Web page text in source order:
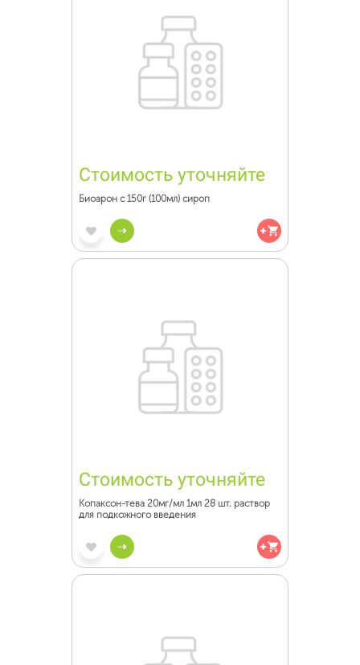
Стоимость уточняйте
Биоарон с 150г (100мл) сироп
Стоимость уточняйте
Копаксон-тева 20мг/мл 1мл 28 шт. раствор
для подкожного введения